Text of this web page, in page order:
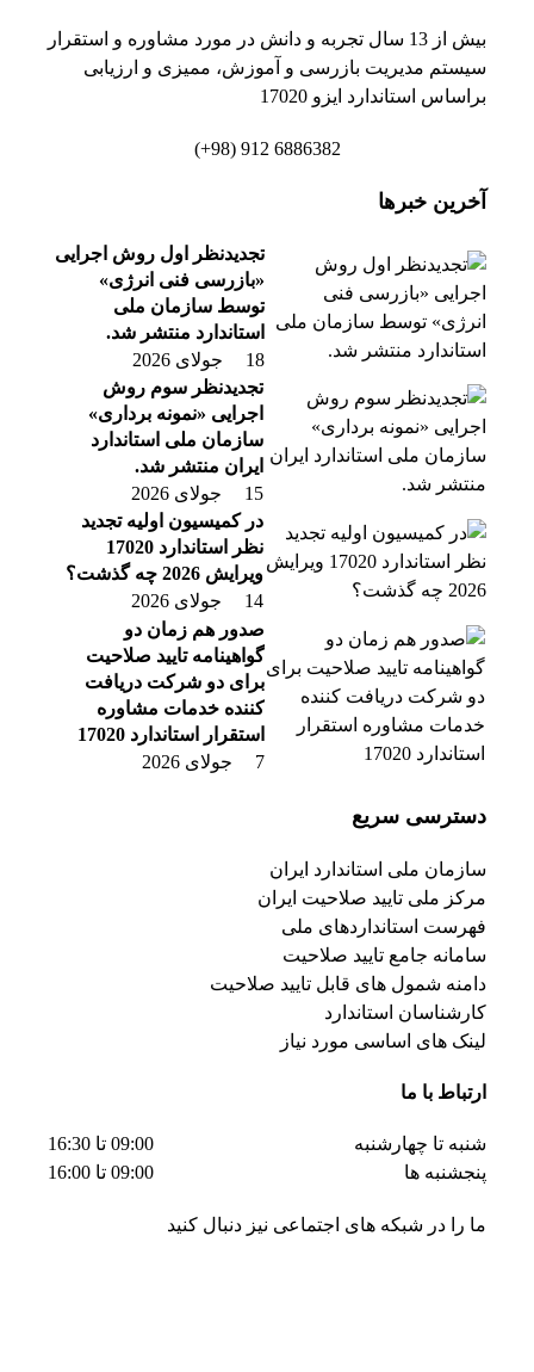
بیش از 13 سال تجربه و دانش در مورد مشاوره و استقرار
سیستم مدیریت بازرسی و آموزش، ممیزی و ارزیابی
براساس استاندارد ایزو 17020
6886382 912 (98+)
آخرین خبرها
تجدیدنظر اول روش اجرایی
«بازرسی فنی انرژی»
توسط سازمان ملی
استاندارد منتشر شد.
18 جولای 2026
تجدیدنظر سوم روش
اجرایی «نمونه برداری»
سازمان ملی استاندارد
ایران منتشر شد.
15 جولای 2026
در کمیسیون اولیه تجدید
نظر استاندارد 17020
ویرایش 2026 چه گذشت؟
14 جولای 2026
صدور هم زمان دو
گواهینامه تایید صلاحیت
برای دو شرکت دریافت
کننده خدمات مشاوره
استقرار استاندارد 17020
7 جولای 2026
دسترسی سریع
سازمان ملی استاندارد ایران
مرکز ملی تایید صلاحیت ایران
فهرست استانداردهای ملی
سامانه جامع تایید صلاحیت
دامنه شمول های قابل تایید صلاحیت
کارشناسان استاندارد
لینک های اساسی مورد نیاز
ارتباط با ما
شنبه تا چهارشنبه
09:00 تا 16:30
پنجشنبه ها
09:00 تا 16:00
ما را در شبکه های اجتماعی نیز دنبال کنید